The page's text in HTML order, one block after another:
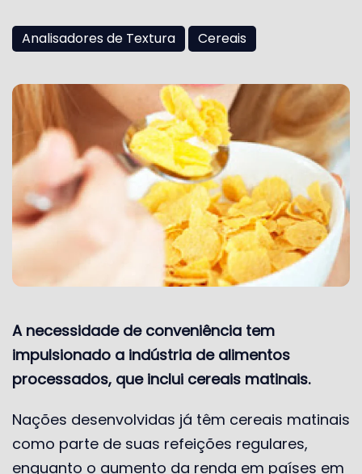
Analisadores de Textura Cereais
A necessidade de conveniência tem
impulsionado a indústria de alimentos
processados, que inclui cereais matinais.
Nações desenvolvidas já têm cereais matinais
como parte de suas refeições regulares,
enquanto o aumento da renda em países em